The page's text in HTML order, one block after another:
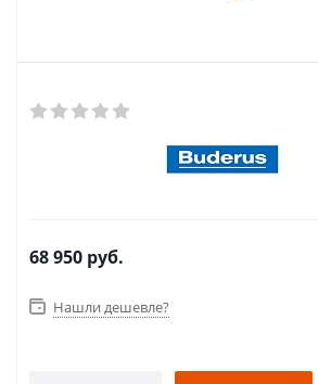
68 950 руб.
Нашли дешевле?